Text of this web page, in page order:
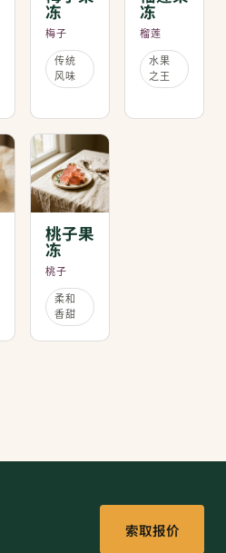
冻
梅子
传统
风味
冻
榴莲
水果
之王
桃子果
冻
桃子
柔和
香甜
索取报价